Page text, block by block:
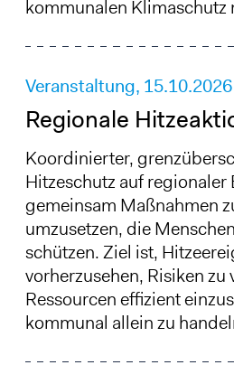
kommunalen Klimaschutz
Veranstaltung, 15.10.2026
Regionale
Koordinierter,
Hitzeschutz auf regionaler
gemeinsam Maßnahmen
umzusetzen, die
schützen. Ziel ist,
vorherzusehen, Risiken zu
Ressourcen effizient
kommunal allein zu